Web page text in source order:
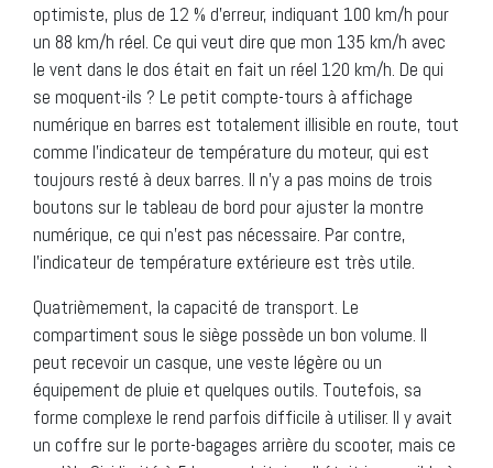
optimiste, plus de 12 % d’erreur, indiquant 100 km/h pour
un 88 km/h réel. Ce qui veut dire que mon 135 km/h avec
le vent dans le dos était en fait un réel 120 km/h. De qui
se moquent-ils ? Le petit compte-tours à affichage
numérique en barres est totalement illisible en route, tout
comme l’indicateur de température du moteur, qui est
toujours resté à deux barres. Il n’y a pas moins de trois
boutons sur le tableau de bord pour ajuster la montre
numérique, ce qui n’est pas nécessaire. Par contre,
l’indicateur de température extérieure est très utile.
Quatrièmement, la capacité de transport. Le
compartiment sous le siège possède un bon volume. Il
peut recevoir un casque, une veste légère ou un
équipement de pluie et quelques outils. Toutefois, sa
forme complexe le rend parfois difficile à utiliser. Il y avait
un coffre sur le porte-bagages arrière du scooter, mais ce